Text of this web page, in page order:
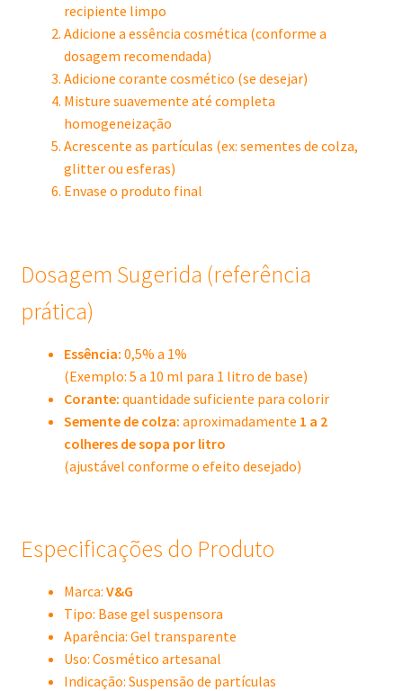
recipiente limpo
Adicione a essência cosmética (conforme a
dosagem recomendada)
Adicione corante cosmético (se desejar)
Misture suavemente até completa
homogeneização
Acrescente as partículas (ex: sementes de colza,
glitter ou esferas)
Envase o produto final
Dosagem Sugerida (referência
prática)
Essência: 0,5% a 1%
(Exemplo: 5 a 10 ml para 1 litro de base)
Corante: quantidade suficiente para colorir
Semente de colza: aproximadamente 1 a 2
colheres de sopa por litro
(ajustável conforme o efeito desejado)
Especificações do Produto
Marca: V&G
Tipo: Base gel suspensora
Aparência: Gel transparente
Uso: Cosmético artesanal
Indicação: Suspensão de partículas